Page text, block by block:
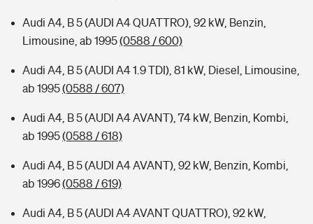
Audi A4, B 5 (AUDI A4 QUATTRO), 92 kW, Benzin,
Limousine, ab 1995(0588 / 600)
Audi A4, B 5 (AUDI A4 1.9 TDI), 81 kW, Diesel, Limousine,
ab 1995(0588 / 607)
Audi A4, B 5 (AUDI A4 AVANT), 74 kW, Benzin, Kombi,
ab 1995(0588 / 618)
Audi A4, B 5 (AUDI A4 AVANT), 92 kW, Benzin, Kombi,
ab 1996(0588 / 619)
Audi A4, B 5 (AUDI A4 AVANT QUATTRO), 92 kW,